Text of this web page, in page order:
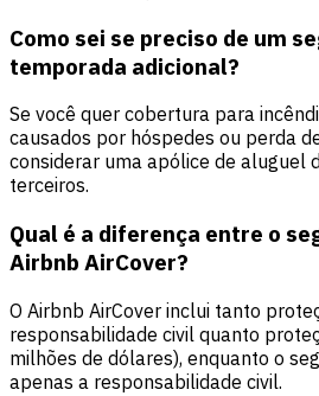
Como sei se preciso de um
temporada adicional?
Se você quer cobertura para
causados por hóspedes ou perda
considerar uma apólice de aluguel
terceiros.
Qual é a diferença entre o
Airbnb AirCover?
O Airbnb AirCover inclui tanto
responsabilidade civil quanto
milhões de dólares), enquanto o
apenas a responsabilidade civil.